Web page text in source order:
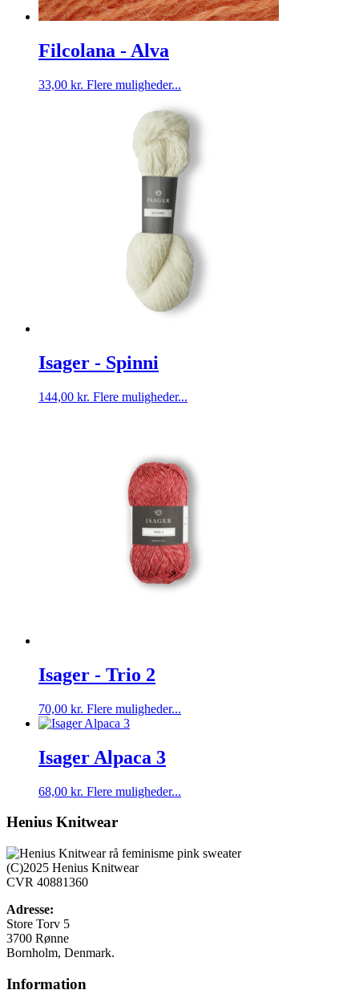
Filcolana - Alva
33,00 kr. Flere muligheder...
har
flere
varianter.
Mulighederne
kan
Isager - Spinni
144,00 kr. Flere muligheder...
Mulighederne
kan
vælges
Isager - Trio 2
70,00 kr. Flere muligheder...
kan
Isager Alpaca 3
68,00 kr. Flere muligheder...
varianter.
Henius Knitwear
(C)2025 Henius Knitwear
CVR 40881360
Adresse:
Store Torv 5
3700 Rønne
Bornholm, Denmark.
Information